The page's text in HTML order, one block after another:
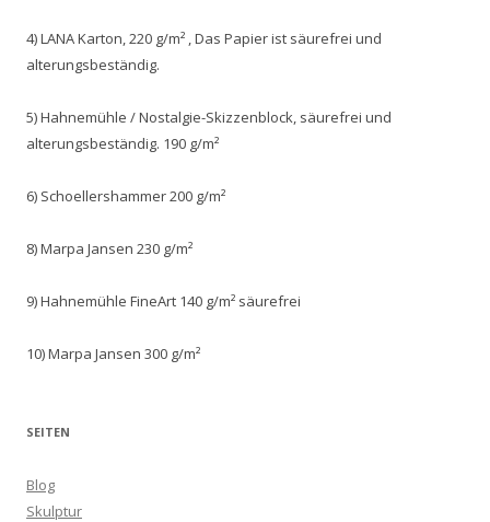
4) LANA Karton, 220 g/m² , Das Papier ist säurefrei und
alterungsbeständig.
5) Hahnemühle / Nostalgie-Skizzenblock, säurefrei und
alterungsbeständig. 190 g/m²
6) Schoellershammer 200 g/m²
8) Marpa Jansen 230 g/m²
9) Hahnemühle FineArt 140 g/m² säurefrei
10) Marpa Jansen 300 g/m²
SEITEN
Blog
Skulptur